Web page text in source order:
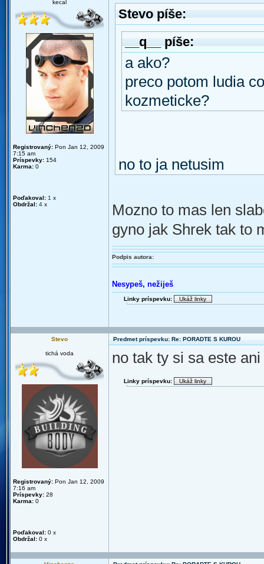
kecal
Registrovaný: Pon Jan 12, 2009
7:15 am
Príspevky: 154
Karma: 0
Poďakoval: 1 x
Obdržal: 4 x
Stevo píše:
__q__ píše:
a ako?
preco potom ludia
kozmeticke?
no to ja netusim
Mozno to mas len
gyno jak Shrek tak to
Podpis autora:
Nesypeš, nežiješ
Linky príspevku:
Stevo Predmet príspevku: Re: PORADTE S KUROU
tichá voda
Registrovaný: Pon Jan 12, 2009
7:16 am
Príspevky: 28
Karma: 0
Poďakoval: 0 x
Obdržal: 0 x
no tak ty si sa este
Linky príspevku: